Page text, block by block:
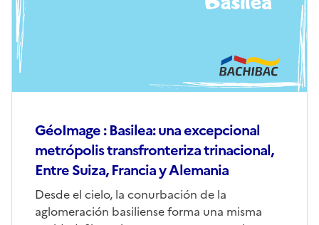
GéoImage : Basilea: una excepcional
metrópolis transfronteriza trinacional,
Entre Suiza, Francia y Alemania
Corps
Desde el cielo, la conurbación de la
aglomeración basiliense forma una misma